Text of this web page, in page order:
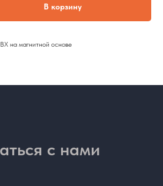
В корзину
на магнитной основе
с нами